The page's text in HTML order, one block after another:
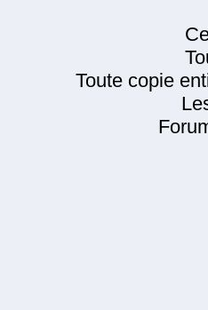
Toute copie